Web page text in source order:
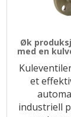
Øk
med en
et
industriell